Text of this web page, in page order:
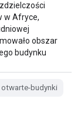
w Afryce,
obszar
budynku
otwarte-budynki